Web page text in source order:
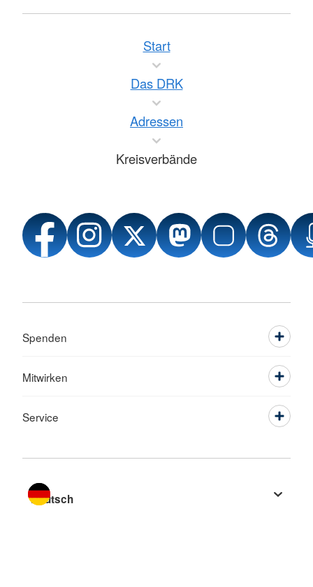
Start
Das DRK
Adressen
Kreisverbände
Spenden
Mitwirken
Service
Sprache wechseln zu